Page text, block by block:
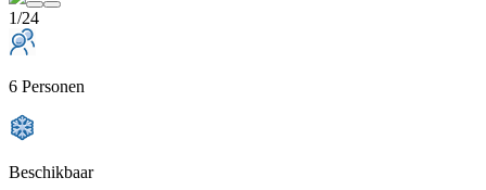
1/24
6 Personen
Beschikbaar